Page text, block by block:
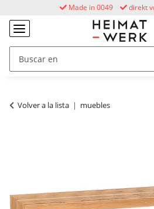
direkt
Made in 0049
Volver a la lista muebles